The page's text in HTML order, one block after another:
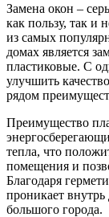
Замена окон –
как пользу, так и
из самых
домах является
пластиковые. С
улучшить
рядом
Преимущество
тепла, что
помещения и
Благодаря
проникает
большого города.